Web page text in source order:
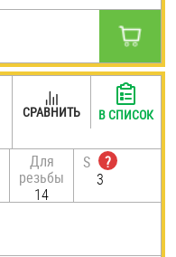
Для
резьбы
14
S
?
3
СРАВНИТЬ В СПИСОК